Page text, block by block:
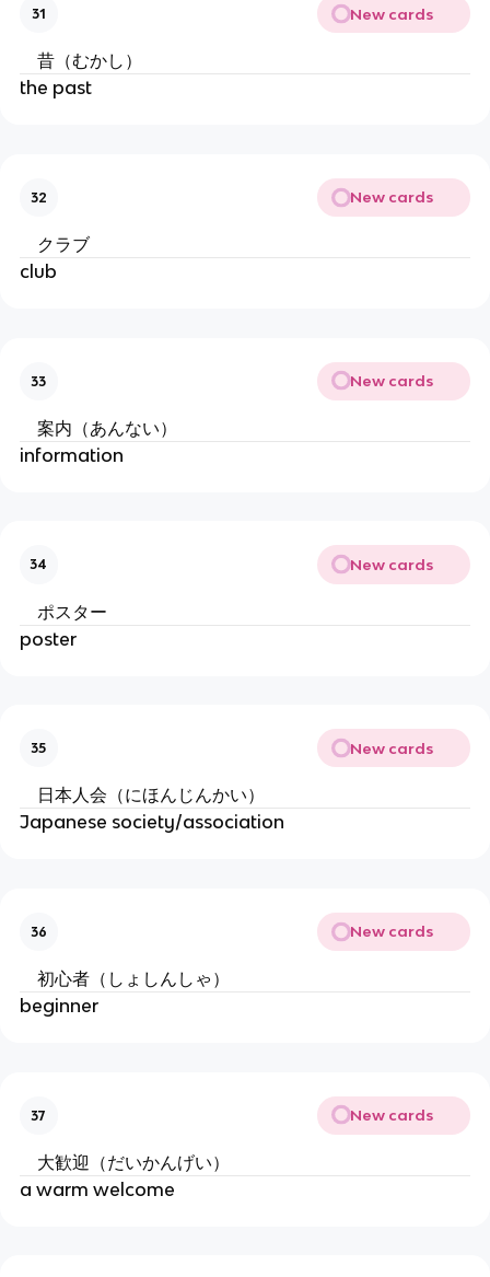
31 New cards
昔（むかし）
the past
32 New cards
クラブ
club
33 New cards
案内（あんない）
information
34 New cards
ポスター
poster
35 New cards
日本人会（にほんじんかい）
Japanese society/association
36 New cards
初心者（しょしんしゃ）
beginner
37 New cards
大歓迎（だいかんげい）
a warm welcome